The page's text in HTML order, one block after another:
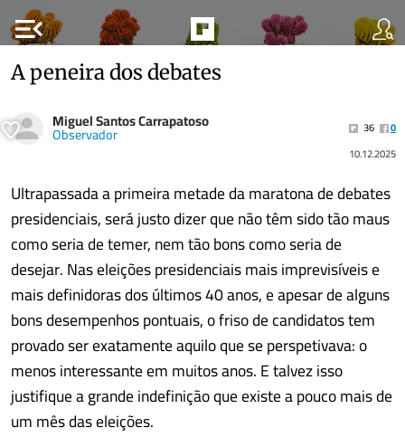
menu_open
A peneira dos debates
Miguel Santos Carrapatoso
Observador 36
0
10.12.2025
Ultrapassada a primeira metade da maratona de debates
presidenciais, será justo dizer que não têm sido tão maus
como seria de temer, nem tão bons como seria de
desejar. Nas eleições presidenciais mais imprevisíveis e
mais definidoras dos últimos 40 anos, e apesar de alguns
bons desempenhos pontuais, o friso de candidatos tem
provado ser exatamente aquilo que se perspetivava: o
menos interessante em muitos anos. E talvez isso
justifique a grande indefinição que existe a pouco mais de
um mês das eleições.